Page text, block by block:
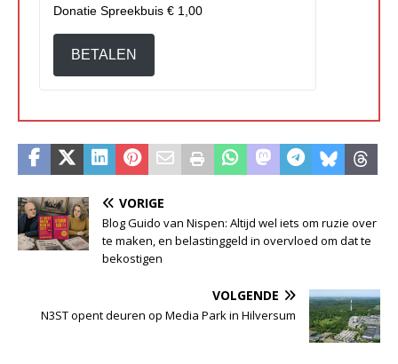
Donatie Spreekbuis € 1,00
BETALEN
VORIGE
Blog Guido van Nispen: Altijd wel iets om ruzie over
te maken, en belastinggeld in overvloed om dat te
bekostigen
VOLGENDE
N3ST opent deuren op Media Park in Hilversum